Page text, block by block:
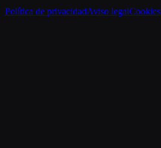
Política de privacidadAviso legalCookies